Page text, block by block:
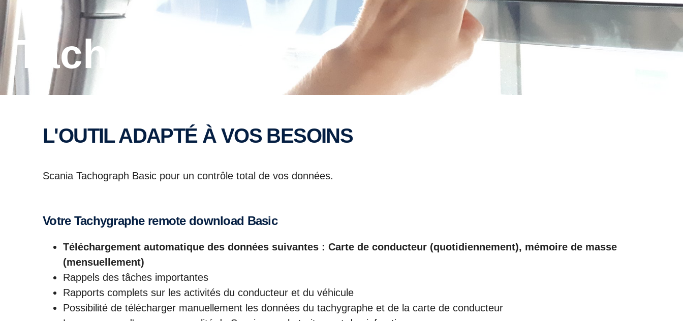
Tacho Basic
L'OUTIL ADAPTÉ À VOS BESOINS
Scania Tachograph Basic pour un contrôle total de vos données.
Votre Tachygraphe remote download Basic
Téléchargement automatique des données suivantes : Carte de conducteur (quotidiennement), mémoire de masse
(mensuellement)
Rappels des tâches importantes
Rapports complets sur les activités du conducteur et du véhicule
Possibilité de télécharger manuellement les données du tachygraphe et de la carte de conducteur